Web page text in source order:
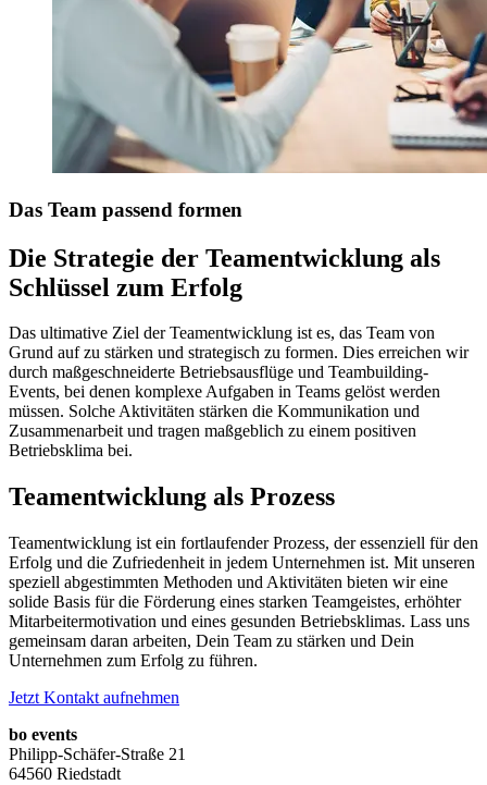
Das Team passend formen
Die Strategie der Teamentwicklung als
Schlüssel zum Erfolg
Das ultimative Ziel der Teamentwicklung ist es, das Team von
Grund auf zu stärken und strategisch zu formen. Dies erreichen wir
durch maßgeschneiderte Betriebsausflüge und Teambuilding-
Events, bei denen komplexe Aufgaben in Teams gelöst werden
müssen. Solche Aktivitäten stärken die Kommunikation und
Zusammenarbeit und tragen maßgeblich zu einem positiven
Betriebsklima bei.
Teamentwicklung als Prozess
Teamentwicklung ist ein fortlaufender Prozess, der essenziell für den
Erfolg und die Zufriedenheit in jedem Unternehmen ist. Mit unseren
speziell abgestimmten Methoden und Aktivitäten bieten wir eine
solide Basis für die Förderung eines starken Teamgeistes, erhöhter
Mitarbeitermotivation und eines gesunden Betriebsklimas. Lass uns
gemeinsam daran arbeiten, Dein Team zu stärken und Dein
Unternehmen zum Erfolg zu führen.
Jetzt Kontakt aufnehmen
bo events
Philipp-Schäfer-Straße 21
64560 Riedstadt